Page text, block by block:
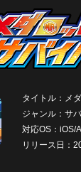
タイトル：メ
ジャンル：サ
対応OS：iOS/
リリース日：